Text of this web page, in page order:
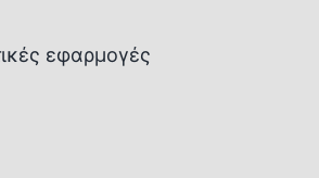
εφαρμογές